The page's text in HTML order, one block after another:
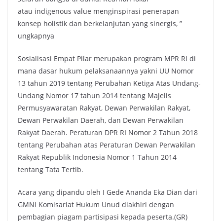
atau indigenous value menginspirasi penerapan
konsep holistik dan berkelanjutan yang sinergis, ”
ungkapnya
Sosialisasi Empat Pilar merupakan program MPR RI di
mana dasar hukum pelaksanaannya yakni UU Nomor
13 tahun 2019 tentang Perubahan Ketiga Atas Undang-
Undang Nomor 17 tahun 2014 tentang Majelis
Permusyawaratan Rakyat, Dewan Perwakilan Rakyat,
Dewan Perwakilan Daerah, dan Dewan Perwakilan
Rakyat Daerah. Peraturan DPR RI Nomor 2 Tahun 2018
tentang Perubahan atas Peraturan Dewan Perwakilan
Rakyat Republik Indonesia Nomor 1 Tahun 2014
tentang Tata Tertib.
Acara yang dipandu oleh I Gede Ananda Eka Dian dari
GMNI Komisariat Hukum Unud diakhiri dengan
pembagian piagam partisipasi kepada peserta.(GR)